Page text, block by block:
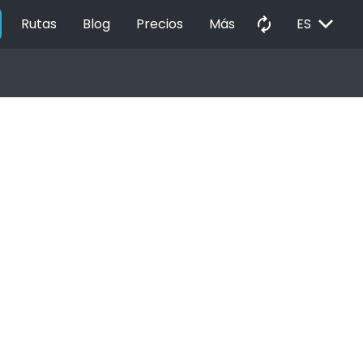
Rutas Blog Precios Más autorenew ES EXPAND_MORE